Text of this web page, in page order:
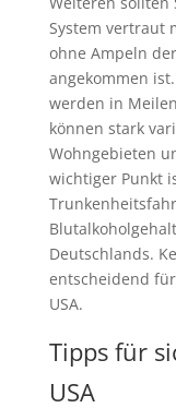
System vertraut
ohne Ampeln
angekommen
werden in
können stark
Wohngebieten
wichtiger Punkt
Deutschlands.
entscheidend
USA.
Tipps für
USA